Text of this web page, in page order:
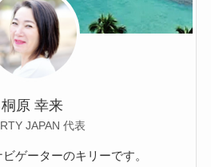
桐原 幸来
JAPAN 代表
ゲーターのキリーです。